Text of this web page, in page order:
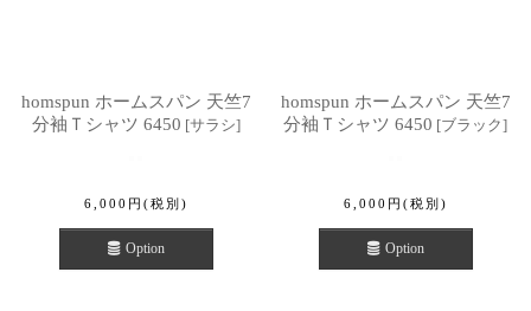
homspun ホームスパン 天竺7
分袖Ｔシャツ 6450 [サラシ]
6,000 円 (税別)
Option
homspun ホームスパン 天竺7
分袖Ｔシャツ 6450 [ブラック]
6,000 円 (税別)
Option